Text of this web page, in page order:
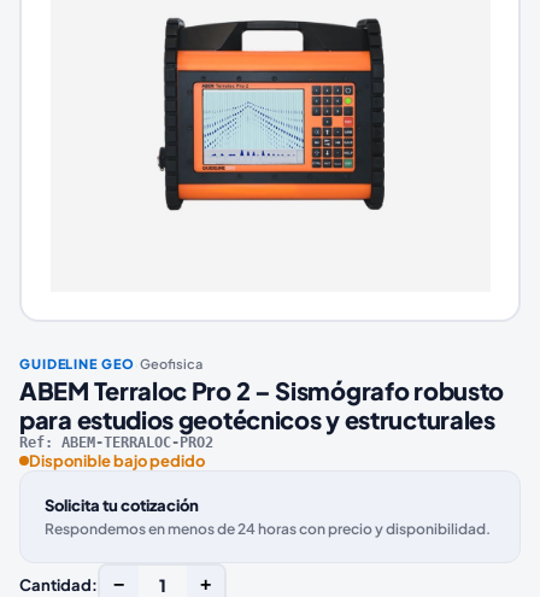
GUIDELINE GEO ·Geofisica
ABEM Terraloc Pro 2 – Sismógrafo robusto
para estudios geotécnicos y estructurales
Ref: ABEM-TERRALOC-PRO2
Disponible bajo pedido
Solicita tu cotización
Respondemos en menos de 24 horas con precio y disponibilidad.
Cantidad: − 1 +